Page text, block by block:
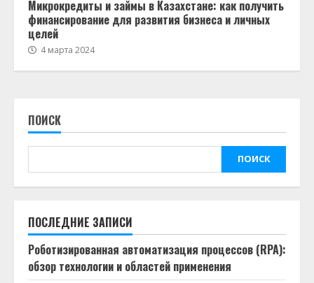
Микрокредиты и займы в Казахстане: как получить
финансирование для развития бизнеса и личных
целей
4 марта 2024
ПОИСК
ПОИСК
ПОСЛЕДНИЕ ЗАПИСИ
Роботизированная автоматизация процессов (RPA):
обзор технологии и областей применения